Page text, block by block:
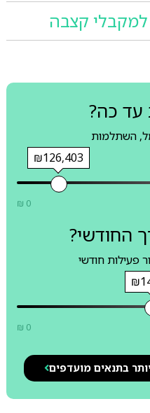
למקבלי קצבה
עד כה?
השתלמות
₪126,403
₪ 0
החודשי?
פעילות חודשי
₪ 0
בתנאים מועדפים